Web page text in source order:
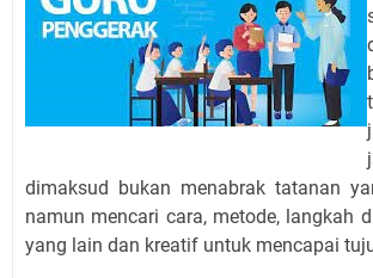
dimaksud bukan menabrak tatanan
namun mencari cara, metode, langkah
yang lain dan kreatif untuk mencapai